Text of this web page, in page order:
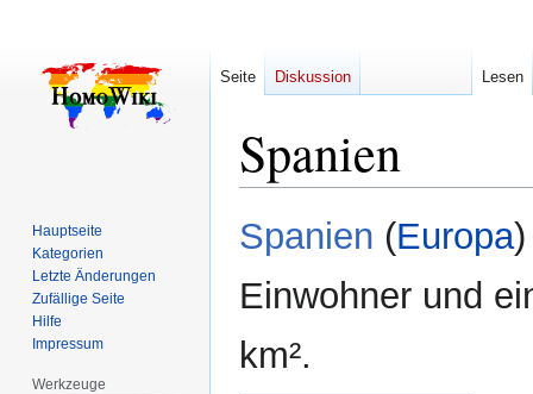
Spanien
Zur
Navigation
Zur
Suche
Spanien (Europa
Einwohner und
km².
Seite Diskussion Lesen
Hauptseite
Kategorien
Letzte Änderungen
Zufällige Seite
Hilfe
Impressum
Werkzeuge